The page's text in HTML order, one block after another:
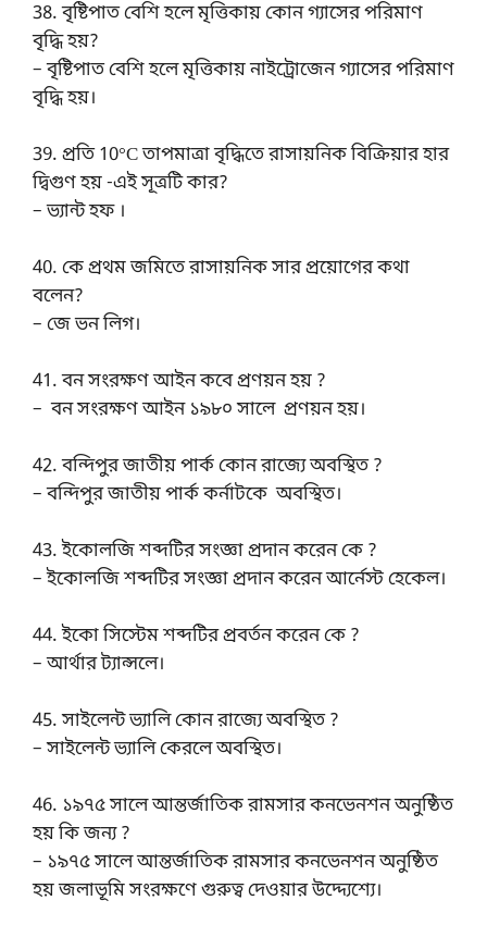
38. বৃষ্টিপাত বেশি হলে মৃত্তিকায় কোন গ্যাসের পরিমাণ
বৃদ্ধি হয়?
– বৃষ্টিপাত বেশি হলে মৃত্তিকায় নাইট্রোজেন গ্যাসের পরিমাণ
বৃদ্ধি হয়।
39. প্রতি 10°C তাপমাত্রা বৃদ্ধিতে রাসায়নিক বিক্রিয়ার হার
দ্বিগুণ হয় -এই সূত্রটি কার?
– ভ্যান্ট হফ ।
40. কে প্রথম জমিতে রাসায়নিক সার প্রয়োগের কথা
বলেন?
– জে ভন লিগ।
41. বন সংরক্ষণ আইন কবে প্রণয়ন হয় ?
– বন সংরক্ষণ আইন ১৯৮০ সালে প্রণয়ন হয়।
42. বন্দিপুর জাতীয় পার্ক কোন রাজ্যে অবস্থিত ?
– বন্দিপুর জাতীয় পার্ক কর্নাটকে অবস্থিত।
43. ইকোলজি শব্দটির সংজ্ঞা প্রদান করেন কে ?
– ইকোলজি শব্দটির সংজ্ঞা প্রদান করেন আর্নেস্ট হেকেল।
44. ইকো সিস্টেম শব্দটির প্রবর্তন করেন কে ?
– আর্থার ট্যান্সলে।
45. সাইলেন্ট ভ্যালি কোন রাজ্যে অবস্থিত ?
– সাইলেন্ট ভ্যালি কেরলে অবস্থিত।
46. ১৯৭৫ সালে আন্তর্জাতিক রামসার কনভেনশন অনুষ্ঠিত
হয় কি জন্য ?
– ১৯৭৫ সালে আন্তর্জাতিক রামসার কনভেনশন অনুষ্ঠিত
হয় জলাভূমি সংরক্ষণে গুরুত্ব দেওয়ার উদ্দ্যেশ্যে।